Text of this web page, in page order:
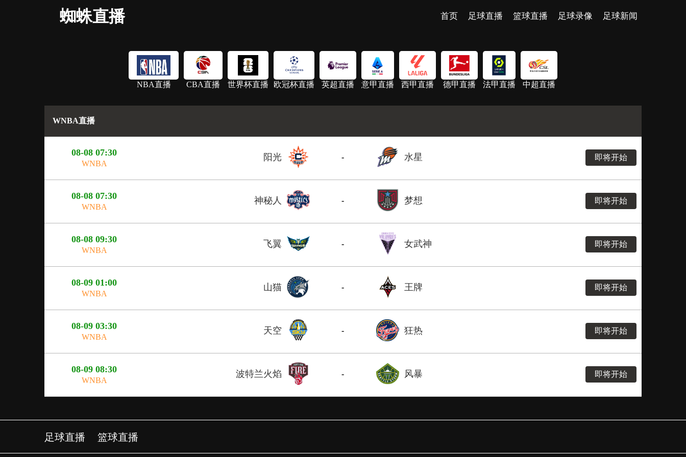
蜘蛛直播 首页 足球直播 篮球直播 足球录像 足球新闻
NBA直播 CBA直播 世界杯直播 欧冠杯直播 英超直播 意甲直播 西甲直播 德甲直播 法甲直播 中超直播
WNBA直播
08-08 07:30
WNBA
阳光 - 水星 即将开始
08-08 07:30
WNBA
神秘人 - 梦想 即将开始
08-08 09:30
WNBA
飞翼 - 女武神 即将开始
08-09 01:00
WNBA
山猫 - 王牌 即将开始
08-09 03:30
WNBA
天空 - 狂热 即将开始
08-09 08:30
WNBA
波特兰火焰 - 风暴 即将开始
足球直播 篮球直播